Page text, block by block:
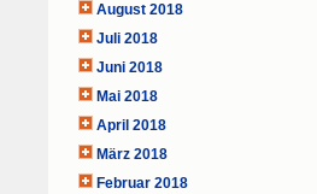
August 2018
Juli 2018
Juni 2018
Mai 2018
April 2018
März 2018
Februar 2018